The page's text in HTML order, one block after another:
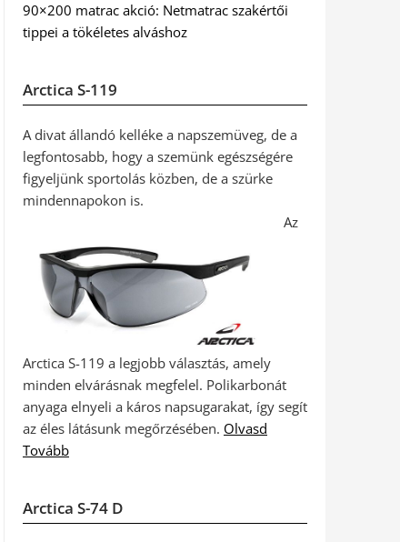
90×200 matrac akció: Netmatrac szakértői
tippei a tökéletes alváshoz
Arctica S-119
A divat állandó kelléke a napszemüveg, de a
legfontosabb, hogy a szemünk egészségére
figyeljünk sportolás közben, de a szürke
mindennapokon is.
Az
Arctica S-119 a legjobb választás, amely
minden elvárásnak megfelel. Polikarbonát
anyaga elnyeli a káros napsugarakat, így segít
az éles látásunk megőrzésében. Olvasd
Tovább
Arctica S-74 D